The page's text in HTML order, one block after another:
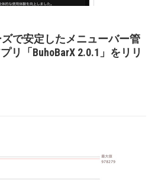
ズで安定したメニューバー管
リ「BuhoBarX 2.0.1」をリリ